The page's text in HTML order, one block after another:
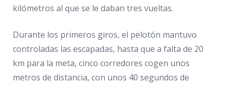
kilómetros al que se le daban tres vueltas.
Durante los primeros giros, el pelotón mantuvo
controladas las escapadas, hasta que a falta de 20
km para la meta, cinco corredores cogen unos
metros de distancia, con unos 40 segundos de